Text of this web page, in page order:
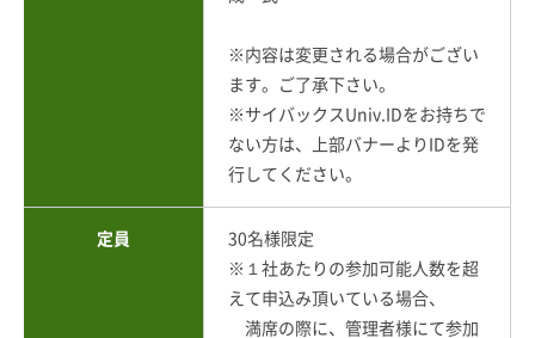
※内容は変更される場合がござい
ます。ご了承下さい。
※サイバックスUniv.IDをお持ちで
ない方は、上部バナーよりIDを発
行してください。
定員
30名様限定
※１社あたりの参加可能人数を超
えて申込み頂いている場合、
満席の際に、管理者様にて参加